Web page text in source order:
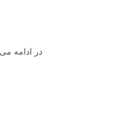
در ادامه